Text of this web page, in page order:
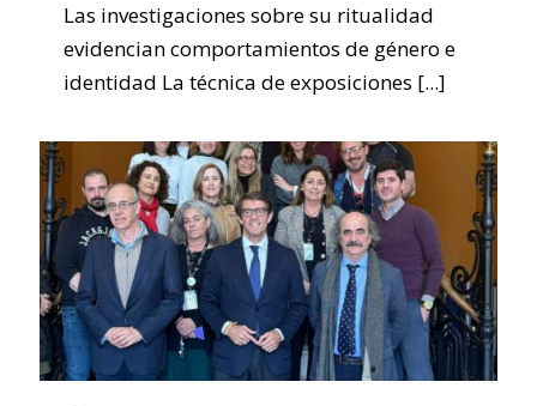
Las investigaciones sobre su ritualidad
evidencian comportamientos de género e
identidad La técnica de exposiciones [...]